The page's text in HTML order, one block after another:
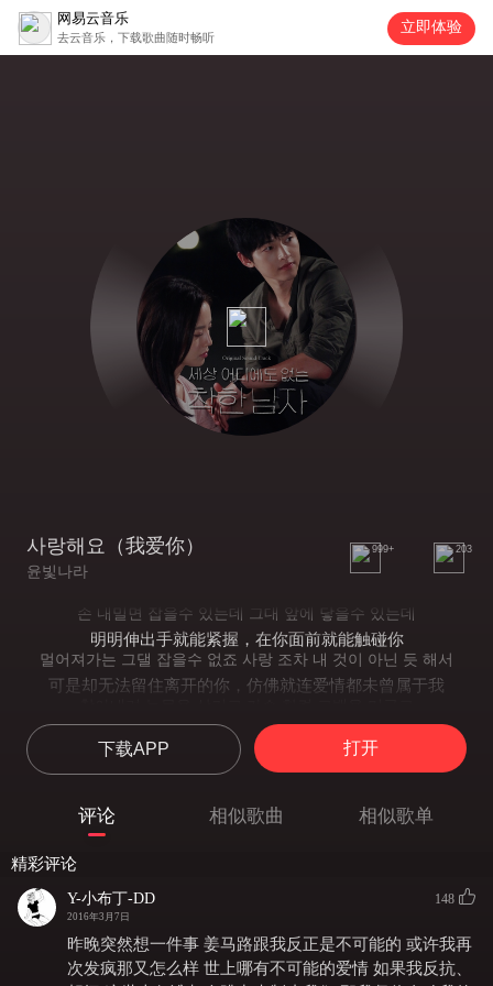
网易云音乐
去云音乐，下载歌曲随时畅听
立即体验
사랑해요（我爱你）
윤빛나라
999+ 203
손 내밀면 잡을수 있는데 그대 앞에 닿을수 있는데
明明伸出手就能紧握，在你面前就能触碰你
멀어져가는 그댈 잡을수 없죠 사랑 조차 내 것이 아닌 듯 해서
可是却无法留住离开的你，仿佛就连爱情都未曾属于我
强忍着将要滴落的泪水，心房里满含告白的话语
굳게 닫힌 멍든 내 입술뒤로 나 끝내 하지 못한말
倔强的紧咬着的双唇，却始终没能说出这句话
我爱你 我爱你 我爱你 这句话语未能传达
因为看着你离去的身影我连一步都迈不出去，如此的放声哭泣着
참아냈던 눈물이 고이고 내 가슴은 숨이 차오르고
强忍着将要滴落的泪水，上气不接下气
열병으로 누운 어린아이처럼 나 끝내 하지 못한말
像是躺在病床上的生病的孩子一般，我始终未能说出这句话
下载APP 打开
评论 相似歌曲 相似歌单
精彩评论
Y-小布丁-DD
2016年3月7日
148
昨晚突然想一件事 姜马路跟我反正是不可能的 或许我再
次发疯那又怎么样 世上哪有不可能的爱情 如果我反抗、